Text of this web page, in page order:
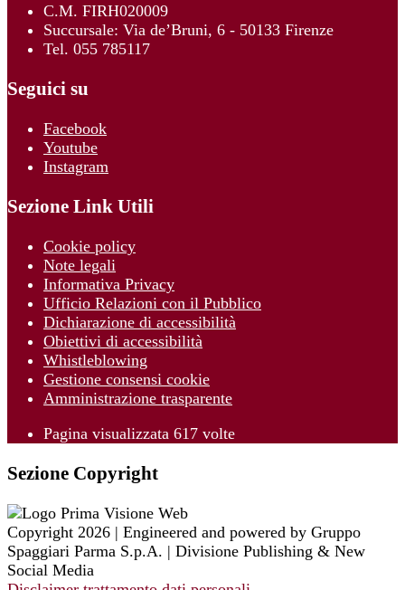
C.M. FIRH020009
Succursale: Via de’Bruni, 6 - 50133 Firenze
Tel. 055 785117
Seguici su
Facebook
Youtube
Instagram
Sezione Link Utili
Cookie policy
Note legali
Informativa Privacy
Ufficio Relazioni con il Pubblico
Dichiarazione di accessibilità
Obiettivi di accessibilità
Whistleblowing
Gestione consensi cookie
Amministrazione trasparente
Pagina visualizzata 617 volte
Sezione Copyright
Copyright 2026 | Engineered and powered by Gruppo
Spaggiari Parma S.p.A. | Divisione Publishing & New
Social Media